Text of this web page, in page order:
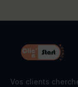
Vos clients